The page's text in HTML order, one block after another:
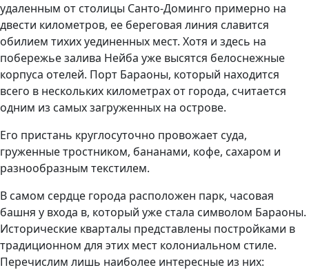
удаленным от столицы Санто-Доминго примерно на
двести километров, ее береговая линия славится
обилием тихих уединенных мест. Хотя и здесь на
побережье залива Нейба уже высятся белоснежные
корпуса отелей. Порт Бараоны, который находится
всего в нескольких километрах от города, считается
одним из самых загруженных на острове.
Его пристань круглосуточно провожает суда,
груженные тростником, бананами, кофе, сахаром и
разнообразным текстилем.
В самом сердце города расположен парк, часовая
башня у входа в, который уже стала символом Бараоны.
Исторические кварталы представлены постройками в
традиционном для этих мест колониальном стиле.
Перечислим лишь наиболее интересные из них: